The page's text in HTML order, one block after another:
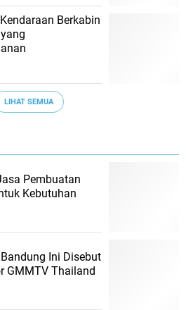
Berkabin
LIHAT SEMUA
Pembuatan
Kebutuhan
Ini Disebut
GMMTV Thailand